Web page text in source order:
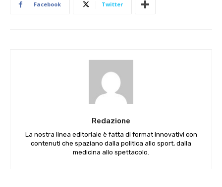
Facebook Twitter
Redazione
La nostra linea editoriale è fatta di format innovativi con
contenuti che spaziano dalla politica allo sport, dalla
medicina allo spettacolo.